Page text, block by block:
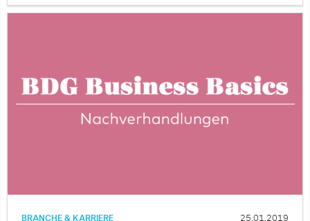
BRANCHE & KARRIERE 25.01.2019